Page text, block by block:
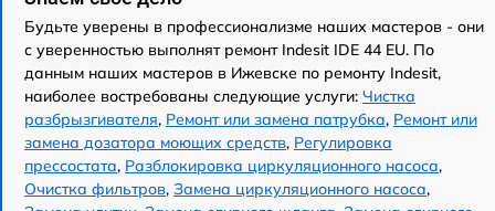
Будьте уверены в профессионализме наших мастеров - они
с уверенностью выполнят ремонт Indesit IDE 44 EU. По
данным наших мастеров в Ижевске по ремонту Indesit,
наиболее востребованы следующие услуги: Чистка
разбрызгивателя, Ремонт или замена патрубка, Ремонт или
замена дозатора моющих средств, Регулировка
прессостата, Разблокировка циркуляционного насоса,
Очистка фильтров, Замена циркуляционного насоса,